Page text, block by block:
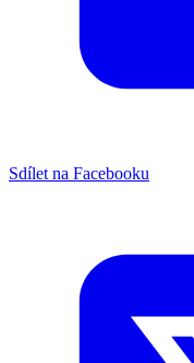
Sdílet na Facebooku